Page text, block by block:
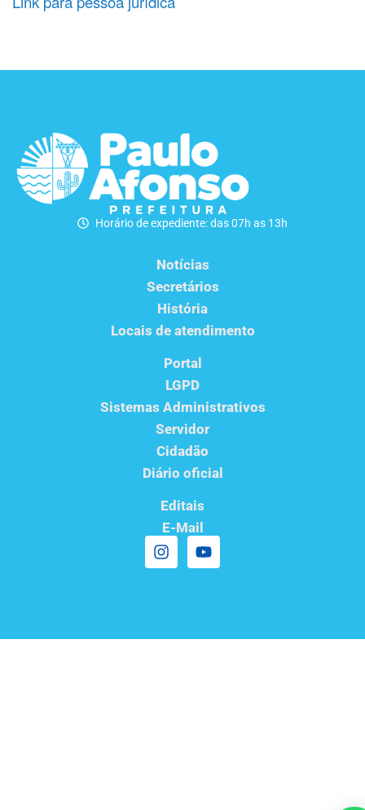
Horário de expediente: das 07h as 13h
Notícias
Secretários
História
Locais de atendimento
Portal
LGPD
Sistemas Administrativos
Servidor
Cidadão
Diário oficial
Editais
E-Mail